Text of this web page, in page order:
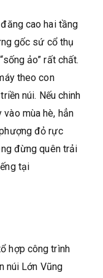
cao hai tầng
gốc sứ cổ thụ
ảo” rất chất.
theo con
núi. Nếu chinh
mùa hè, hẳn
đỏ rực
đừng quên trải
tại
hợp công trình
núi Lớn Vũng